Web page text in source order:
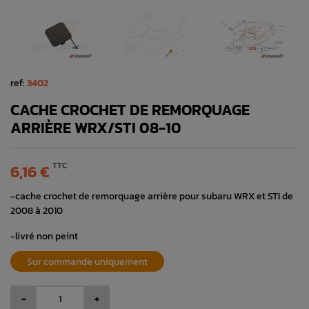
ref:3402
CACHE CROCHET DE REMORQUAGE
ARRIÈRE WRX/STI 08-10
6,16 € TTC
-cache crochet de remorquage arrière pour subaru WRX et STI de
2008 à 2010
-livré non peint
Sur commande uniquement
- +